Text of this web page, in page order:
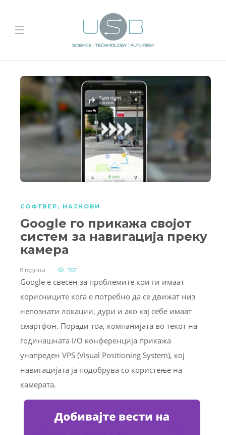
СОФТВЕР , НАЈНОВИ
Google го прикажа својот
систем за навигација преку
камера
8 години 767
Google е свесен за проблемите кои ги имаат
корисниците кога е потребно да се движат низ
непознати локации, дури и ако кај себе имаат
смартфон. Поради тоа, компанијата во текот на
годинашната I/О конференција прикажа
унапреден VPS (Visual Positioning System), кој
навигацијата ја подобрува со користење на
камерата.